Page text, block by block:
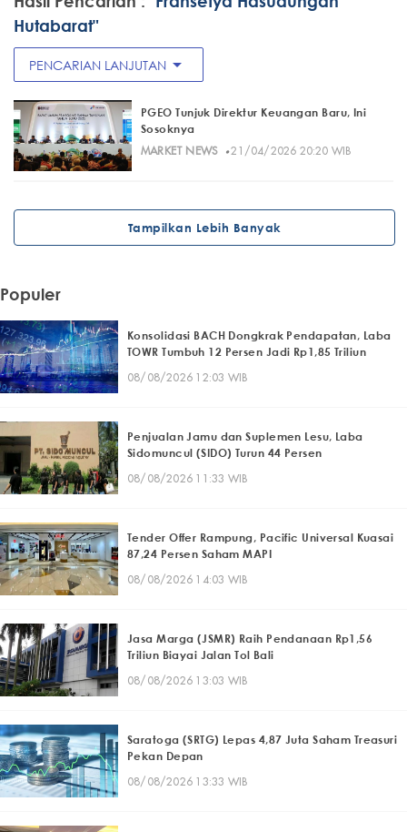
Hutabarat"
PENCARIAN LANJUTAN arrow_drop_down
PGEO Tunjuk Direktur Keuangan Baru, Ini
Sosoknya
MARKET NEWS· 21/04/2026 20:20 WIB
Tampilkan Lebih Banyak
Populer
Konsolidasi BACH Dongkrak Pendapatan, Laba
TOWR Tumbuh 12 Persen Jadi Rp1,85 Triliun
08/08/2026 12:03 WIB
Penjualan Jamu dan Suplemen Lesu, Laba
Sidomuncul (SIDO) Turun 44 Persen
08/08/2026 11:33 WIB
Tender Offer Rampung, Pacific Universal Kuasai
87,24 Persen Saham MAPI
08/08/2026 14:03 WIB
Jasa Marga (JSMR) Raih Pendanaan Rp1,56
Triliun Biayai Jalan Tol Bali
08/08/2026 13:03 WIB
Saratoga (SRTG) Lepas 4,87 Juta Saham Treasuri
Pekan Depan
08/08/2026 13:33 WIB